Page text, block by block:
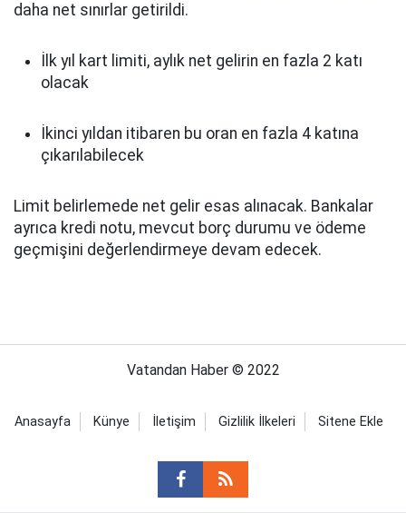
daha net sınırlar getirildi.
İlk yıl kart limiti, aylık net gelirin en fazla 2 katı
olacak
İkinci yıldan itibaren bu oran en fazla 4 katına
çıkarılabilecek
Limit belirlemede net gelir esas alınacak. Bankalar
ayrıca kredi notu, mevcut borç durumu ve ödeme
geçmişini değerlendirmeye devam edecek.
Vatandan Haber © 2022
Anasayfa Künye İletişim Gizlilik İlkeleri Sitene Ekle